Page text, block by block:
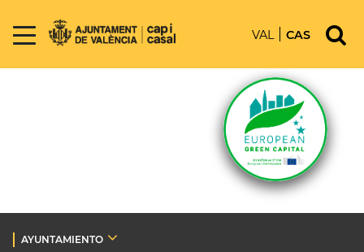
VAL CAS
AYUNTAMIENTO